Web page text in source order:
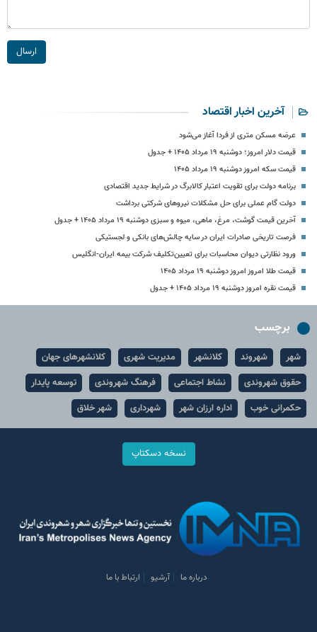
ارسال
آخرین اخبار اقتصاد
عرضه مسکن متری از فردا آغاز می‌شود
قیمت دلار امروز؛ دوشنبه ۱۹ مرداد ۱۴۰۵ + جدول
قیمت سکه امروز دوشنبه ۱۹ مرداد ۱۴۰۵
برنامه دولت برای تقویت اعتبار کالابرگ در شرایط جدید اقتصادی
دولت گام عملی برای حل مشکلات نیروهای شرکتی برداشت
آخرین قیمت گوشت، مرغ، ماهی، میوه و سبزی دوشنبه ۱۹ مرداد ۱۴۰۵ + جدول
فرصت تاریخی صادرات ایران در سایه چالش‌های بانکی و لجستیکی
ورود نظارتی دیوان محاسبات برای تعیین‌تکلیف شرکت بیمه ایران-انگلیس
قیمت طلا امروز امروز دوشنبه ۱۹ مرداد ۱۴۰۵
قیمت نقره امروز دوشنبه ۱۹ مرداد ۱۴۰۵ + جدول
برچسب
شهر شهروند کلانشهر مدیریت شهری
کلانشهرهای جهان
حقوق شهروندی
نشاط اجتماعی فرهنگ شهروندی
توسعه پایدار
حکمرانی خوب
اداره ارزان شهر شهرداری شهر خلاق
نسخه دسکتاپ
درباره ما آرشیو ارتباط با ما